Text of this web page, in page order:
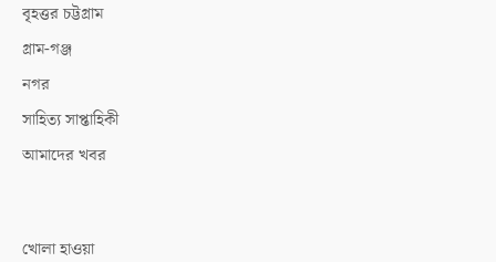
বৃহত্তর চট্টগ্রাম
গ্রাম-গঞ্জ
নগর
সাহিত্য সাপ্তাহিকী
আমাদের খবর
খোলা হাওয়া